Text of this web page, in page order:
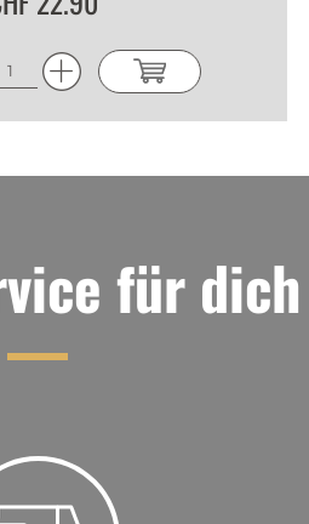
Likör Creamlikör
Likör
Sauerkirsch Likör
für dich